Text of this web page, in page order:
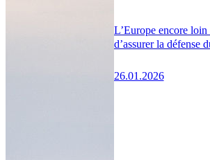
L’Europe encore loin
d’assurer la défense
26.01.2026